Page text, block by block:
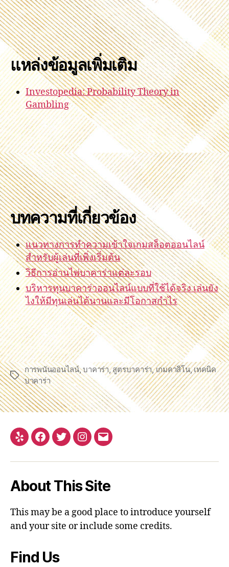
แหล่งข้อมูลเพิ่มเติม
Investopedia: Probability Theory in
Gambling
บทความที่เกี่ยวข้อง
แนวทางการทำความเข้าใจเกมสล็อตออนไลน์
สำหรับผู้เล่นที่เพิ่งเริ่มต้น
วิธีการอ่านไพ่บาคาร่าแต่ละรอบ
บริหารทุนบาคาร่าออนไลน์แบบที่ใช้ได้จริง เล่นยัง
ไงให้มีทุนเล่นได้นานและมีโอกาสกำไร
Tags
การพนันออนไลน์,บาคาร่า,สูตรบาคาร่า,เกมคาสิโน,เทคนิค
บาคาร่า
Yelp Facebook
TwitterInstagram
Email
About This Site
This may be a good place to introduce yourself
and your site or include some credits.
Find Us